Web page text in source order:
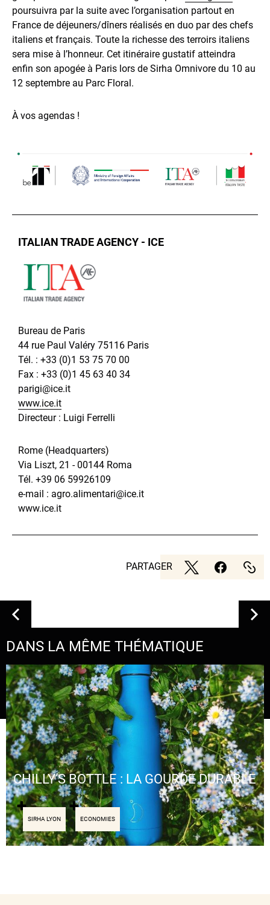
poursuivra par la suite avec l’organisation partout en
France de déjeuners/dîners réalisés en duo par des chefs
italiens et français. Toute la richesse des terroirs italiens
sera mise à l’honneur. Cet itinéraire gustatif atteindra
enfin son apogée à Paris lors de Sirha Omnivore du 10 au
12 septembre au Parc Floral.
À vos agendas !
ITALIAN TRADE AGENCY - ICE
Bureau de Paris
44 rue Paul Valéry 75116 Paris
Tél. : +33 (0)1 53 75 70 00
Fax : +33 (0)1 45 63 40 34
parigi@ice.it
www.ice.it
Directeur : Luigi Ferrelli
Rome (Headquarters)
Via Liszt, 21 - 00144 Roma
Tél. +39 06 59926109
e-mail : agro.alimentari@ice.it
www.ice.it
PARTAGER
DANS LA MÊME THÉMATIQUE
SIRHA LYON ECONOMIES
CHILLY’S BOTTLE : LA GOURDE DURABLE